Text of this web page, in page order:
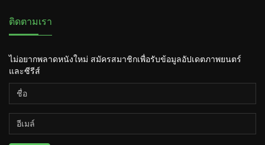
ติดตามเรา
ไม่อยากพลาดหนังใหม่ สมัครสมาชิกเพื่อรับข้อมูลอัปเดตภาพยนตร์
และซีรีส์